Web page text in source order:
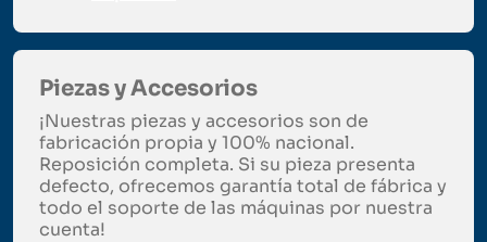
Piezas y Accesorios
¡Nuestras piezas y accesorios son de
fabricación propia y 100% nacional.
Reposición completa. Si su pieza presenta
defecto, ofrecemos garantía total de fábrica y
todo el soporte de las máquinas por nuestra
cuenta!